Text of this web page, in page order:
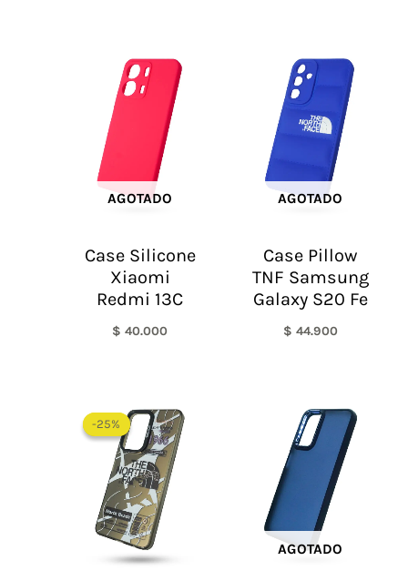
AGOTADO
Case Silicone
Xiaomi
Redmi 13C
$ 40.000
AGOTADO
Case Pillow
TNF Samsung
Galaxy S20 Fe
$ 44.900
-25%
-25%
precio
original
era:
$ 60.000.
AGOTADO